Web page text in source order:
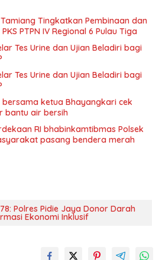
Tingkatkan Pembinaan dan
PTPN IV Regional 6 Pulau Tiga
Tes Urine dan Ujian Beladiri bagi
Tes Urine dan Ujian Beladiri bagi
bersama ketua Bhayangkari cek
bantu air bersih
RI bhabinkamtibmas Polsek
pasang bendera merah
Polres Pidie Jaya Donor Darah
Ekonomi Inklusif